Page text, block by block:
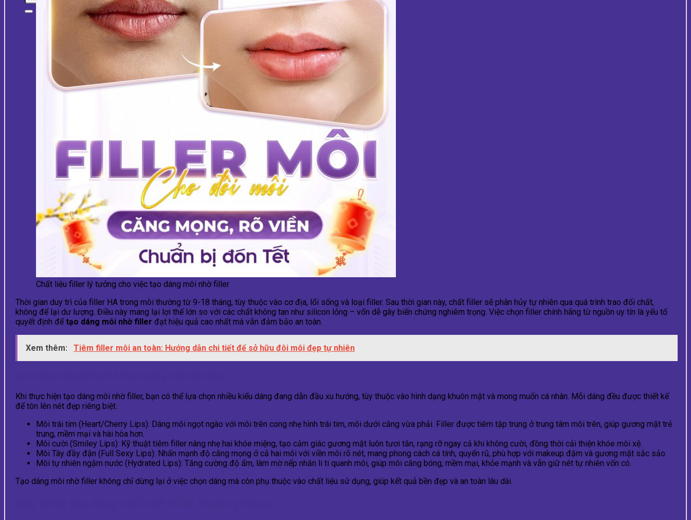
Chất liệu filler lý tưởng cho việc tạo dáng môi nhờ filler
Thời gian duy trì của filler HA trong môi thường từ 9-18 tháng, tùy thuộc vào cơ địa, lối sống và loại filler. Sau thời gian này, chất filler sẽ phân hủy tự nhiên qua quá trình trao đổi chất,
không để lại dư lượng. Điều này mang lại lợi thế lớn so với các chất không tan như silicon lỏng – vốn dễ gây biến chứng nghiêm trọng. Việc chọn filler chính hãng từ nguồn uy tín là yếu tố
quyết định đểtạo dáng môi nhờ filler đạt hiệu quả cao nhất mà vẫn đảm bảo an toàn.
Xem thêm: Tiêm filler môi an toàn: Hướng dẫn chi tiết để sở hữu đôi môi đẹp tự nhiên
Khi thực hiện tạo dáng môi nhờ filler, bạn có thể lựa chọn nhiều kiểu dáng đang dẫn đầu xu hướng, tùy thuộc vào hình dạng khuôn mặt và mong muốn cá nhân. Mỗi dáng đều được thiết kế
để tôn lên nét đẹp riêng biệt.
Môi trái tim (Heart/Cherry Lips): Dáng môi ngọt ngào với môi trên cong nhẹ hình trái tim, môi dưới căng vừa phải. Filler được tiêm tập trung ở trung tâm môi trên, giúp gương mặt trẻ
trung, mềm mại và hài hòa hơn.
Môi cười (Smiley Lips): Kỹ thuật tiêm filler nâng nhẹ hai khóe miệng, tạo cảm giác gương mặt luôn tươi tắn, rạng rỡ ngay cả khi không cười, đồng thời cải thiện khóe môi xệ.
Môi Tây đầy đặn (Full Sexy Lips): Nhấn mạnh độ căng mọng ở cả hai môi với viền môi rõ nét, mang phong cách cá tính, quyến rũ, phù hợp với makeup đậm và gương mặt sắc sảo.
Môi tự nhiên ngậm nước (Hydrated Lips): Tăng cường độ ẩm, làm mờ nếp nhăn li ti quanh môi, giúp môi căng bóng, mềm mại, khỏe mạnh và vẫn giữ nét tự nhiên vốn có.
Tạo dáng môi nhờ filler không chỉ dừng lại ở việc chọn dáng mà còn phụ thuộc vào chất liệu sử dụng, giúp kết quả bền đẹp và an toàn lâu dài.